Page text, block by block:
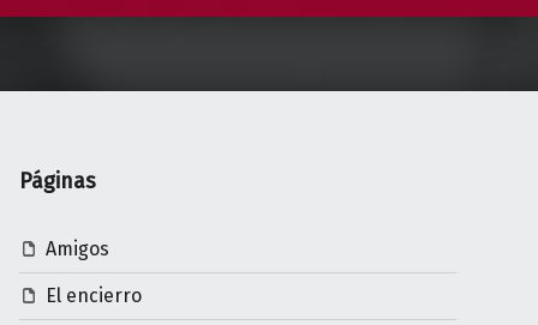
Páginas
Amigos
El encierro